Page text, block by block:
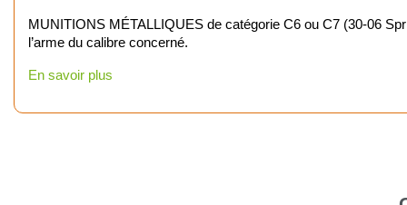
MUNITIONS MÉTALLIQUES de catégorie C6 ou C7 (30-06
l’arme du calibre concerné.
En savoir plus